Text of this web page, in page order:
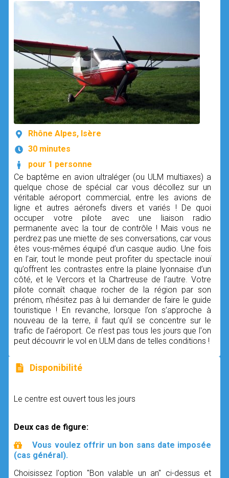
Rhône Alpes, Isère
30 minutes
pour 1 personne
Ce baptême en avion ultraléger (ou ULM multiaxes) a
quelque chose de spécial car vous décollez sur un
véritable aéroport commercial, entre les avions de
ligne et autres aéronefs divers et variés ! De quoi
occuper votre pilote avec une liaison radio
permanente avec la tour de contrôle ! Mais vous ne
perdrez pas une miette de ses conversations, car vous
êtes vous-mêmes équipé d’un casque audio. Une fois
en l’air, tout le monde peut profiter du spectacle inouï
qu’offrent les contrastes entre la plaine lyonnaise d’un
côté, et le Vercors et la Chartreuse de l’autre. Votre
pilote connaît chaque rocher de la région par son
prénom, n’hésitez pas à lui demander de faire le guide
touristique ! En revanche, lorsque l’on s’approche à
nouveau de la terre, il faut qu’il se concentre sur le
trafic de l’aéroport. Ce n’est pas tous les jours que l'on
peut découvrir le vol en ULM dans de telles conditions !
Disponibilité
Le centre est ouvert tous les jours
Deux cas de figure:
Vous voulez offrir un bon sans date imposée
(cas général).
Choisissez l'option "Bon valable un an" ci-dessus et